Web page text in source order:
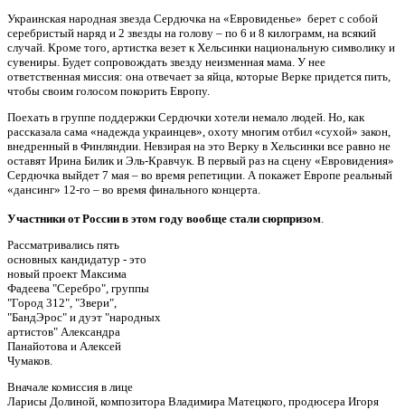
Украинская народная звезда Сердючка на «Евровиденье» берет с собой
серебристый наряд и 2 звезды на голову – по 6 и 8 килограмм, на всякий
случай. Кроме того, артистка везет к Хельсинки национальную символику и
сувениры. Будет сопровождать звезду неизменная мама. У нее
ответственная миссия: она отвечает за яйца, которые Верке придется пить,
чтобы своим голосом покорить Европу.
Поехать в группе поддержки Сердючки хотели немало людей. Но, как
рассказала сама «надежда украинцев», охоту многим отбил «сухой» закон,
внедренный в Финляндии. Невзирая на это Верку в Хельсинки все равно не
оставят Ирина Билик и Эль-Кравчук. В первый раз на сцену «Евровидения»
Сердючка выйдет 7 мая – во время репетиции. А покажет Европе реальный
«дансинг» 12-го – во время финального концерта.
Участники от России в этом году вообще стали сюрпризом
Рассматривались пять
основных кандидатур - это
новый проект Максима
Фадеева "Серебро", группы
"Город 312", "Звери",
"БандЭрос" и дуэт "народных
артистов" Александра
Панайотова и Алексей
Чумаков.
Вначале комиссия в лице
Ларисы Долиной, композитора Владимира Матецкого, продюсера Игоря